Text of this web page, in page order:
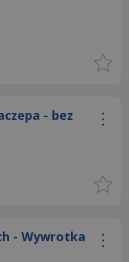
- bez
- Wywrotka